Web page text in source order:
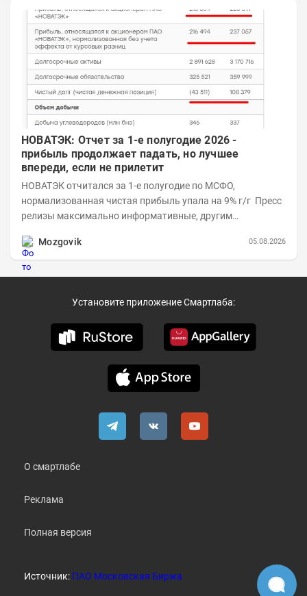
НОВАТЭК: Отчет за 1-е полугодие 2026 -
прибыль продолжает падать, но лучшее
впереди, если не прилетит
НОВАТЭК отчитался за 1-е полугодие по МСФО,
нормализованная чистая прибыль упала на 9% г/г Пресс
релизы максимально информативные, другим
Mozgovik
05.08.2026
Установите приложение Смартлаба:
О смартлабе
Реклама
Полная версия
Источник: ПАО Московская Биржа